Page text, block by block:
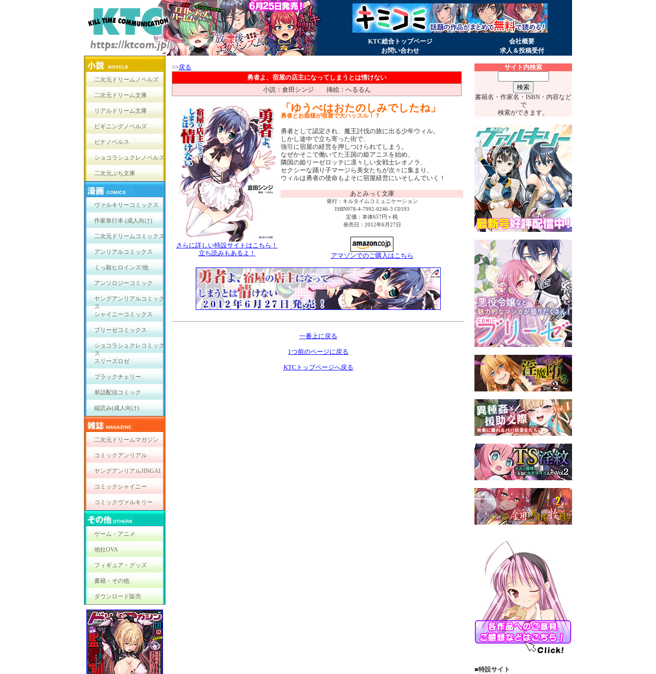
KTC総合トップページ
会社概要
お問い合わせ
求人＆投稿受付
二次元ドリームノベルズ
二次元ドリーム文庫
リアルドリーム文庫
ビギニングノベルズ
ピナノベルス
ショコラシュクレノベルズ
二次元ぷち文庫
ヴァルキリーコミックス
作家単行本 (成人向け)
二次元ドリームコミックス
アンリアルコミックス
くっ殺ヒロインズ/他
アンソロジーコミック
ヤングアンリアルコミック
ス
シャイニーコミックス
ブリーゼコミックス
ショコラシュクレコミック
ス
スリーズロゼ
ブラックチェリー
単話配信コミック
縦読み(成人向け)
二次元ドリームマガジン
コミックアンリアル
ヤングアンリアルJINGAI
コミックシャイニー
コミックヴァルキリー
ゲーム・アニメ
他社OVA
フィギュア・グッズ
書籍・その他
ダウンロード販売
>>戻る
勇者よ、宿屋の店主になってしまうとは情けない
小説：倉田シンジ 挿絵：へるるん
さらに詳しい特設サイトはこちら！
立ち読みもあるよ！
「ゆうべはおたのしみでしたね」
勇者とお姫様が宿屋で大ハッスル！？
勇者として認定され、魔王討伐の旅に出る少年ウィル。
しかし途中で立ち寄った街で、
強引に宿屋の経営を押しつけられてしまう。
なぜかそこで働いてた王国の姫アニスを始め、
隣国の姫リーゼロッテに凛々しい女戦士レオノラ、
セクシーな踊り子マージら美女たちが次々に集まり、
ウィルは勇者の使命もよそに宿屋経営にいそしんでいく！
あとみっく文庫
発行：キルタイムコミュニケーション
ISBN978-4-7992-0246-3 C0193
定価：本体657円＋税
発売日：2012年6月27日
アマゾンでのご購入はこちら
一番上に戻る
1つ前のページに戻る
KTCトップページへ戻る
サイト内検索
書籍名・作家名・ISBN・内容など
で
検索ができます。
■特設サイト